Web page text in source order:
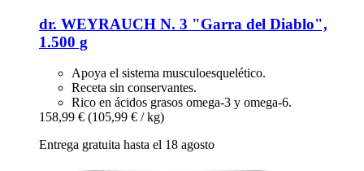
dr. WEYRAUCH N. 3 "Garra del Diablo",
1.500 g
Apoya el sistema musculoesquelético.
Receta sin conservantes.
Rico en ácidos grasos omega-3 y omega-6.
158,99 € (105,99 € / kg)
Entrega gratuita hasta el 18 agosto